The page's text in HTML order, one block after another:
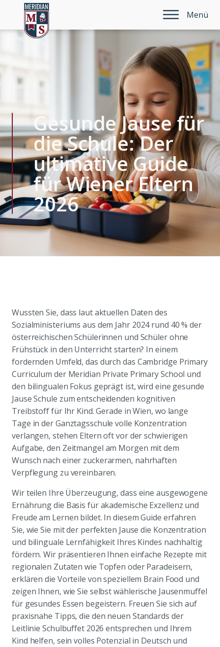
Menü
Gesunde Jause für
die Schule: Der
ultimative Guide
für Wiener Eltern
2026
Wussten Sie, dass laut aktuellen Daten des
Sozialministeriums aus dem Jahr 2024 rund 40 % der
österreichischen Schülerinnen und Schüler ohne
Frühstück in den Unterricht starten? In einem
fordernden Umfeld, das durch das Cambridge Primary
Curriculum der Meridian Private Primary School und
den bilingualen Fokus geprägt ist, wird eine gesunde
Jause Schule zum entscheidenden kognitiven
Treibstoff für Ihr Kind. Gerade in Wien, wo lange
Tage in der Ganztagsschule volle Konzentration
verlangen, stehen Eltern oft vor der schwierigen
Aufgabe, den Zeitmangel am Morgen mit dem
Wunsch nach einer zuckerarmen, nahrhaften
Verpflegung zu vereinbaren.
Wir teilen Ihre Überzeugung, dass eine ausgewogene
Ernährung die Basis für akademische Exzellenz und
Freude am Lernen bildet. In diesem Guide erfahren
Sie, wie Sie mit der perfekten Jause die Konzentration
und bilinguale Lernfähigkeit Ihres Kindes nachhaltig
fördern. Wir präsentieren Ihnen einfache Rezepte mit
regionalen Zutaten wie Topfen oder Paradeisern,
erklären die Vorteile von speziellem Brain Food und
zeigen Ihnen, wie Sie selbst wählerische Jausenmuffel
für gesundes Essen begeistern. Freuen Sie sich auf
praxisnahe Tipps, die den neuen Standards der
Leitlinie Schulbuffet 2026 entsprechen und Ihrem
Kind helfen, sein volles Potenzial in Deutsch und